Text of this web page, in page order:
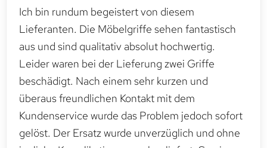
Ich bin rundum begeistert von diesem
Lieferanten. Die Möbelgriffe sehen fantastisch
aus und sind qualitativ absolut hochwertig.
Leider waren bei der Lieferung zwei Griffe
beschädigt. Nach einem sehr kurzen und
überaus freundlichen Kontakt mit dem
Kundenservice wurde das Problem jedoch sofort
gelöst. Der Ersatz wurde unverzüglich und ohne